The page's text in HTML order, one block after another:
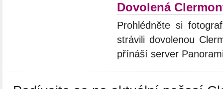
Dovolená
Prohlédněte si
strávili dovolenou
přínáší server